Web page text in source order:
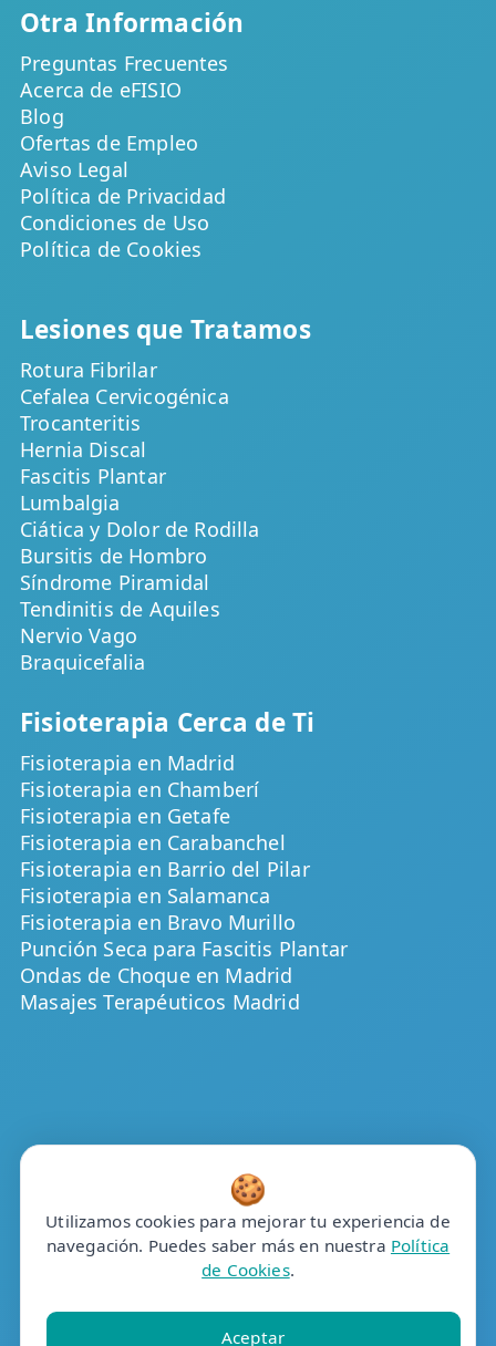
Otra Información
Preguntas Frecuentes
Acerca de eFISIO
Blog
Ofertas de Empleo
Aviso Legal
Política de Privacidad
Condiciones de Uso
Política de Cookies
Lesiones que Tratamos
Rotura Fibrilar
Cefalea Cervicogénica
Trocanteritis
Hernia Discal
Fascitis Plantar
Lumbalgia
Ciática y Dolor de Rodilla
Bursitis de Hombro
Síndrome Piramidal
Tendinitis de Aquiles
Nervio Vago
Braquicefalia
Fisioterapia Cerca de Ti
Fisioterapia en Madrid
Fisioterapia en Chamberí
Fisioterapia en Getafe
Fisioterapia en Carabanchel
Fisioterapia en Barrio del Pilar
Fisioterapia en Salamanca
Fisioterapia en Bravo Murillo
Punción Seca para Fascitis Plantar
Ondas de Choque en Madrid
Masajes Terapéuticos Madrid
🍪
Utilizamos cookies para mejorar tu experiencia de
navegación. Puedes saber más en nuestra Política
de Cookies.
Aceptar